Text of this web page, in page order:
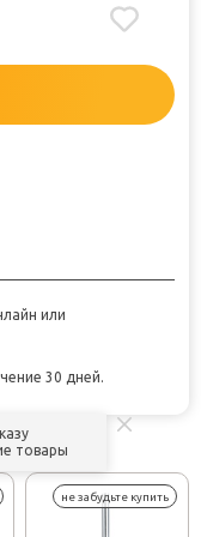
или
30 дней.
товары